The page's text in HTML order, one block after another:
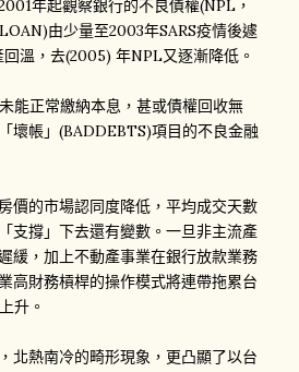
年起觀察銀行的不良債權(NPL，
由少量至2003年SARS疫情後遽
溫，去(2005) 年NPL又逐漸降低。
能正常繳納本息，甚或債權回收無
壞帳」(BADDEBTS)項目的不良金融
價的市場認同度降低，平均成交天數
支撐」下去還有變數。一旦非主流產
緩，加上不動產事業在銀行放款業務
高財務槓桿的操作模式將連帶拖累台
升。
北熱南冷的畸形現象，更凸顯了以台